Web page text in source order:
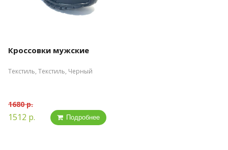
Кроссовки мужские
Текстиль, Текстиль, Черный
1680 р.
1512 р. Подробнее